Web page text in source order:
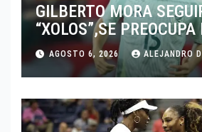
GILBERTO MORA
“XOLOS”,SE
JUGAR EN SU EQUIPO.
AGOSTO 6, 2026 ALEJANDRO